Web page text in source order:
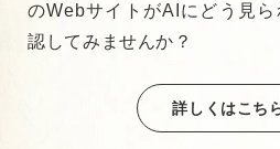
のWebサイトがAIにどう見
認してみませんか？
詳しくはこち